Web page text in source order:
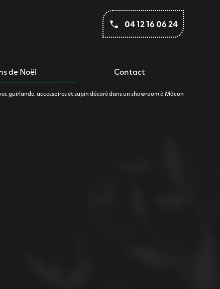
04 12 16 06 24
de Noël Contact
guirlande, accessoires et sapin décoré dans un showroom à Mâcon